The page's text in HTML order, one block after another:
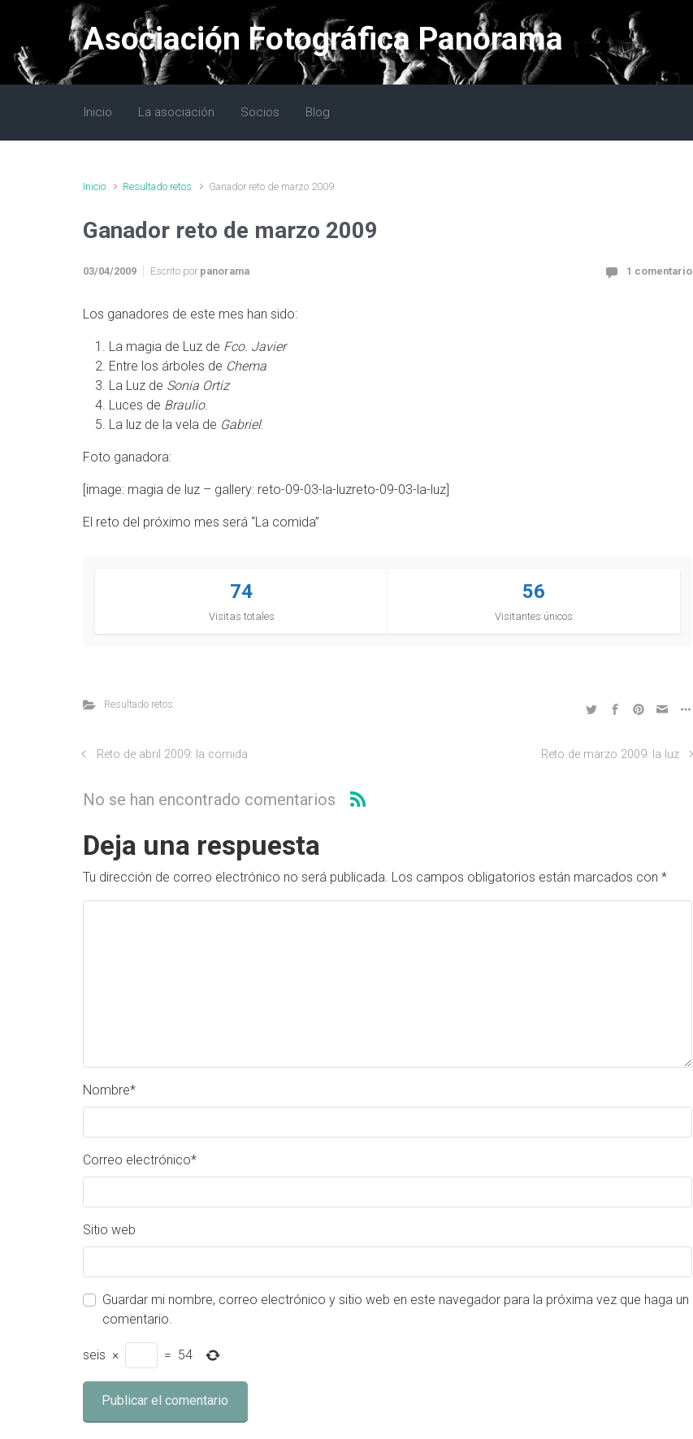
Saltar al contenido principal
Asociación Fotográfica Panorama
Inicio La asociación Socios Blog
Inicio Resultado retos Ganador reto de marzo 2009
Ganador reto de marzo 2009
03/04/2009 Escrito por panorama 1 comentario
Los ganadores de este mes han sido:
La magia de Luz de Fco. Javier
Entre los árboles de Chema
La Luz de Sonia Ortiz
Luces de Braulio.
La luz de la vela de Gabriel.
Foto ganadora:
[image: magia de luz – gallery: reto-09-03-la-luzreto-09-03-la-luz]
El reto del próximo mes será “La comida”
74
Visitas totales
56
Visitantes únicos
Resultado retos
Reto de abril 2009: la comida Reto de marzo 2009: la luz
No se han encontrado comentarios
Deja una respuesta
Tu dirección de correo electrónico no será publicada. Los campos obligatorios están marcados con *
Nombre*
Correo electrónico*
Sitio web
Guardar mi nombre, correo electrónico y sitio web en este navegador para la próxima vez que haga un
comentario.
seis × = 54